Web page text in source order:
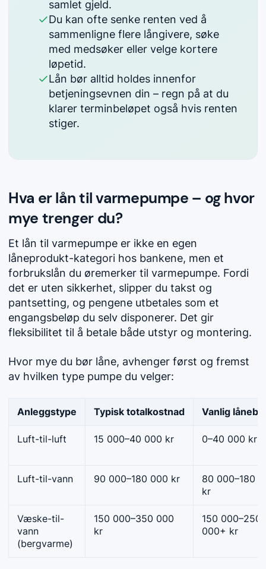
samlet gjeld.
Du kan ofte senke renten ved å
sammenligne flere långivere, søke
med medsøker eller velge kortere
løpetid.
Lån bør alltid holdes innenfor
betjeningsevnen din – regn på at du
klarer terminbeløpet også hvis renten
stiger.
Hva er lån til varmepumpe – og hvor
mye trenger du?
Et lån til varmepumpe er ikke en egen
låneprodukt-kategori hos bankene, men et
forbrukslån du øremerker til varmepumpe. Fordi
det er uten sikkerhet, slipper du takst og
pantsetting, og pengene utbetales som et
engangsbeløp du selv disponerer. Det gir
fleksibilitet til å betale både utstyr og montering.
Hvor mye du bør låne, avhenger først og fremst
av hvilken type pumpe du velger:
Anleggstype Typisk totalkostnad Vanlig
Luft-til-luft 15 000–40 000 kr 0–40 000 kr
Luft-til-vann 90 000–180 000 kr
80 000–180
kr
Væske-til-
vann
(bergvarme)
150 000–350 000
kr
150 000–250
000+ kr